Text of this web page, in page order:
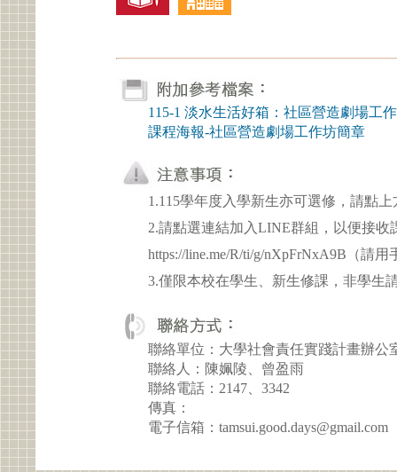
115-1 淡水生活好箱：社區營造劇場工
課程海報-社區營造劇場工作坊簡章
1.115學年度入學新生亦可選修，請點
2.請點選連結加入LINE群組，以便接收
https://line.me/R/ti/g/nXpFrNxA9B（請用
3.僅限本校在學生、新生修課，非學生
聯絡單位：大學社會責任實踐計畫辦公
聯絡人：陳姵陵、曾盈雨
聯絡電話：2147、3342
傳真：
電子信箱：tamsui.good.days@gmail.com